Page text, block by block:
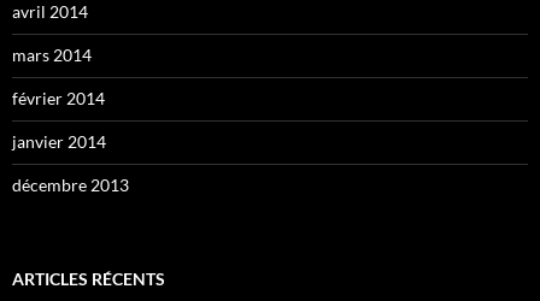
avril 2014
mars 2014
février 2014
janvier 2014
décembre 2013
ARTICLES RÉCENTS